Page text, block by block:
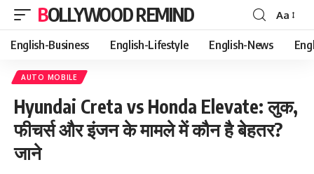
BOLLYWOOD REMIND
Font
Resizer
Aa
English-Business English-Lifestyle English-News
AUTO MOBILE
Hyundai Creta vs Honda Elevate: लुक,
फीचर्स और इंजन के मामले में कौन है बेहतर?
जाने